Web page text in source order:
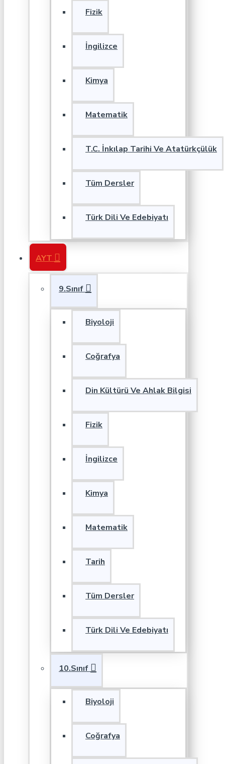
Fizik
İngilizce
Kimya
Matematik
T.C. İnkılap Tarihi Ve Atatürkçülük
Tüm Dersler
Türk Dili Ve Edebiyatı
AYT
9.Sınıf
Biyoloji
Coğrafya
Din Kültürü Ve Ahlak Bilgisi
Fizik
İngilizce
Kimya
Matematik
Tarih
Tüm Dersler
Türk Dili Ve Edebiyatı
10.Sınıf
Biyoloji
Coğrafya